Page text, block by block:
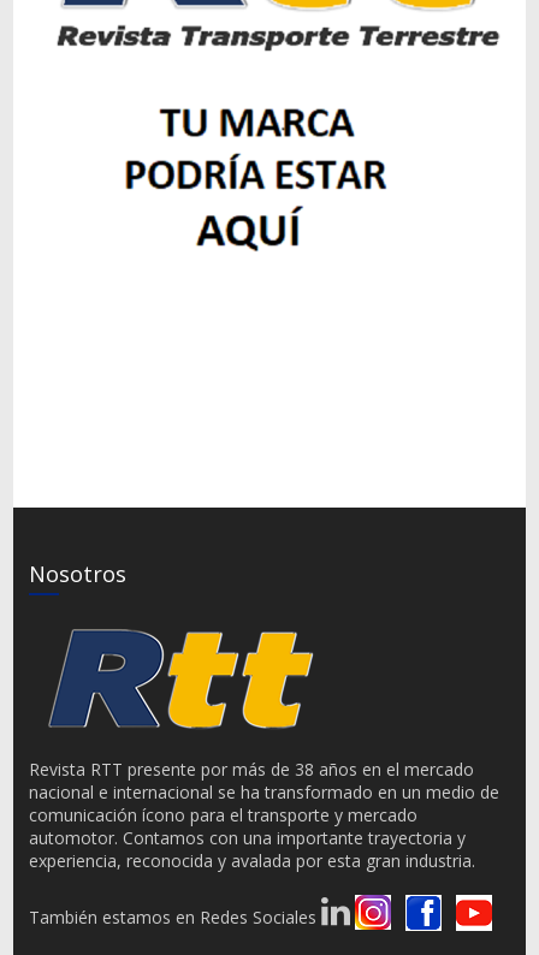
Nosotros
Revista RTT presente por más de 38 años en el mercado
nacional e internacional se ha transformado en un medio de
comunicación ícono para el transporte y mercado
automotor. Contamos con una importante trayectoria y
experiencia, reconocida y avalada por esta gran industria.
También estamos en Redes Sociales